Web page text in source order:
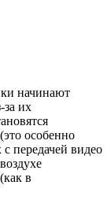
начинают
за их
особенно
передачей видео
в